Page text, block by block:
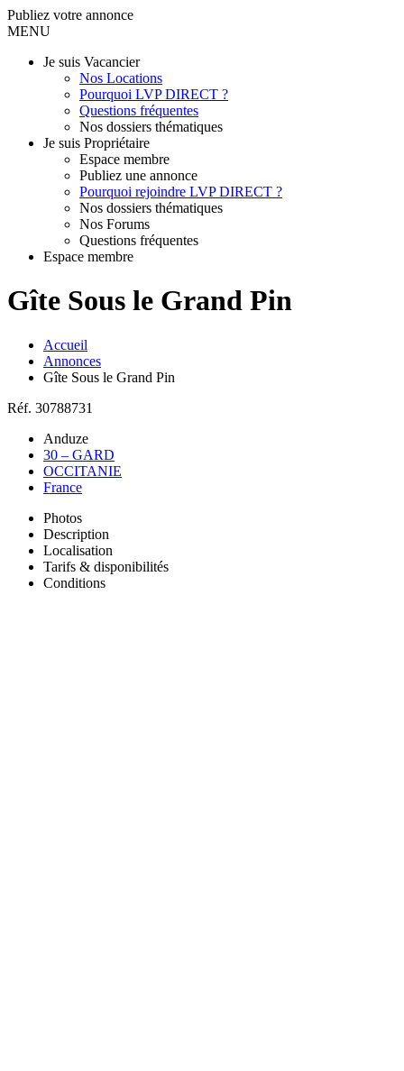
Publiez votre annonce
MENU
Je suis Vacancier
Nos Locations
Pourquoi LVP DIRECT ?
Questions fréquentes
Nos dossiers thématiques
Je suis Propriétaire
Espace membre
Publiez une annonce
Pourquoi rejoindre LVP DIRECT ?
Nos dossiers thématiques
Nos Forums
Questions fréquentes
Espace membre
Gîte Sous le Grand Pin
Accueil
Annonces
Gîte Sous le Grand Pin
Réf. 30788731
Anduze
30 – GARD
OCCITANIE
France
Photos
Description
Localisation
Tarifs & disponibilités
Conditions